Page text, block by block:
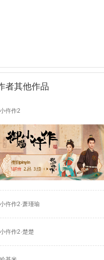
者其他作品
仵作2
仵作2·萧瑾瑜
仵作2·楚楚